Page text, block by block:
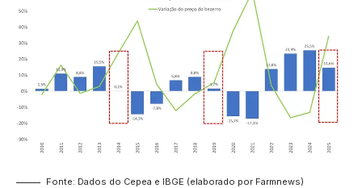
Fonte: Dados do Cepea e IBGE (elaborado por Farmnews)